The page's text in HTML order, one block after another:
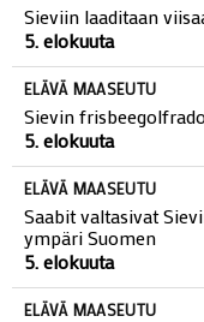
Sieviin laaditaan
5. elokuuta
ELÄVÄ MAASEUTU
Sievin
5. elokuuta
ELÄVÄ MAASEUTU
Saabit valtasivat
ympäri Suomen
5. elokuuta
ELÄVÄ MAASEUTU